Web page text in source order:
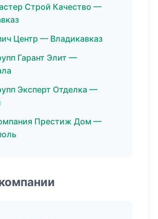
Строй Качество —
Центр — Владикавказ
Гарант Элит —
Эксперт Отделка —
Престиж Дом —